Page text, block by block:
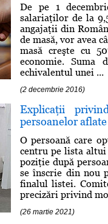
De pe 1
salariaţilor de la
angajaţii din
de masă, vor avea
masă creşte cu
economie.
echivalentul unei ...
(2 decembrie 2016)
Explicaţii
persoanelor
O persoană care
centru pe lista altui
poziţie după
se înscrie din nou
finalul listei.
precizări privind
(26 martie 2021)